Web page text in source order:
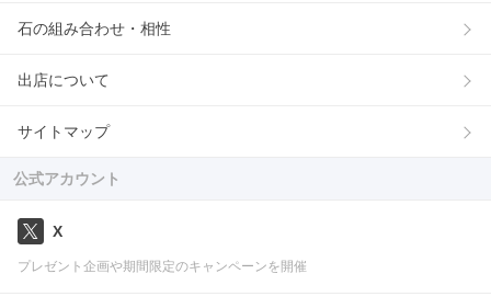
石の組み合わせ・相性
出店について
サイトマップ
公式アカウント
X
プレゼント企画や期間限定のキャンペーンを開催